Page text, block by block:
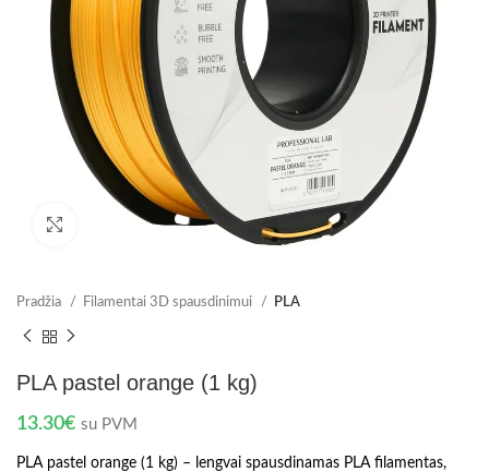
Spustelėkite norėdami padidinti
Pradžia Filamentai 3D spausdinimui PLA
PLA pastel orange (1 kg)
13.30€ su PVM
PLA pastel orange (1 kg) – lengvai spausdinamas PLA filamentas,